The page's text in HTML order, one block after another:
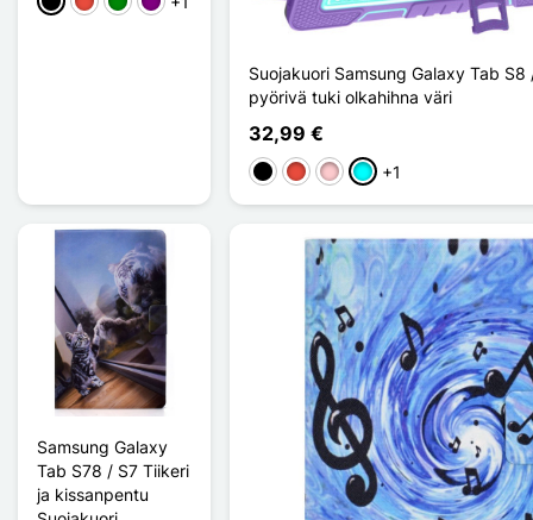
Suojakuori Samsung Galaxy Tab S8
pyörivä tuki olkahihna väri
32,99 €
MustaPunainen
PinkkiCyan+1
Samsung Galaxy
Tab S78 / S7 Tiikeri
ja kissanpentu